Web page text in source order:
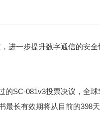
进一步提升数字通信的安
SC-081v3投票决议，全
长有效期将从目前的398